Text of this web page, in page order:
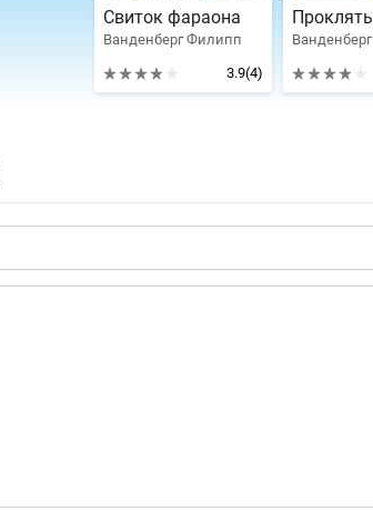
Свиток фараона
Ванденберг Филипп
3.9(4)